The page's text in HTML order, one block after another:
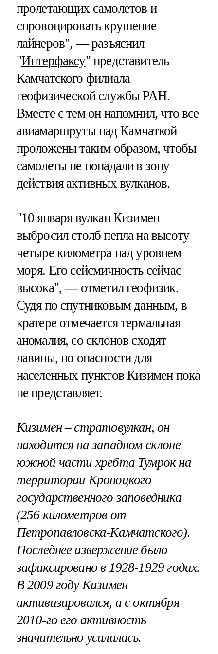
пролетающих самолетов и
спровоцировать крушение
лайнеров", — разъяснил
"Интерфаксу" представитель
Камчатского филиала
геофизической службы РАН.
Вместе с тем он напомнил, что все
авиамаршруты над Камчаткой
проложены таким образом, чтобы
самолеты не попадали в зону
действия активных вулканов.
"10 января вулкан Кизимен
выбросил столб пепла на высоту
четыре километра над уровнем
моря. Его сейсмичность сейчас
высока", — отметил геофизик.
Судя по спутниковым данным, в
кратере отмечается термальная
аномалия, со склонов сходят
лавины, но опасности для
населенных пунктов Кизимен пока
не представляет.
Кизимен – стратовулкан, он
находится на западном склоне
южной части хребта Тумрок на
территории Кроноцкого
государственного заповедника
(256 километров от
Петропавловска-Камчатского).
Последнее извержение было
зафиксировано в 1928-1929 годах.
В 2009 году Кизимен
активизировался, а с октября
2010-го его активность
значительно усилилась.